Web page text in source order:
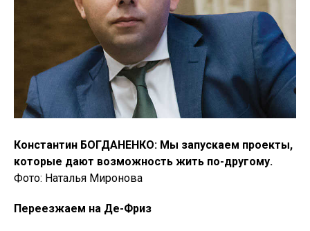
Константин БОГДАНЕНКО: Мы запускаем проекты,
которые дают возможность жить по-другому.
Фото: Наталья Миронова
Переезжаем на Де-Фриз